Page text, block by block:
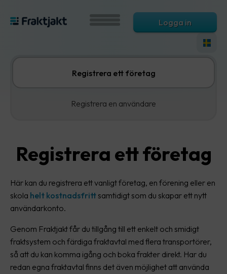
Logga in
Registrera ett företag
Registrera en användare
Registrera ett företag
Här kan du registrera ett vanligt företag, en förening eller en
skola helt kostnadsfrittsamtidigt som du skapar ett nytt
användarkonto.
Genom Fraktjakt får du tillgång till ett enkelt och smidigt
fraktsystem och färdiga fraktavtal med flera transportörer,
så att du kan komma igång och boka frakter direkt. Har du
redan egna fraktavtal finns det även möjlighet att använda